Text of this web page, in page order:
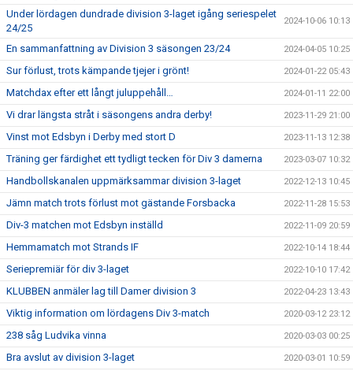
Under lördagen dundrade division 3-laget igång seriespelet
24/25
2024-10-06 10:13
En sammanfattning av Division 3 säsongen 23/24 2024-04-05 10:25
Sur förlust, trots kämpande tjejer i grönt! 2024-01-22 05:43
Matchdax efter ett långt juluppehåll… 2024-01-11 22:00
Vi drar längsta stråt i säsongens andra derby! 2023-11-29 21:00
Vinst mot Edsbyn i Derby med stort D 2023-11-13 12:38
Träning ger färdighet ett tydligt tecken för Div 3 damerna 2023-03-07 10:32
Handbollskanalen uppmärksammar division 3-laget 2022-12-13 10:45
Jämn match trots förlust mot gästande Forsbacka 2022-11-28 15:53
Div-3 matchen mot Edsbyn inställd 2022-11-09 20:59
Hemmamatch mot Strands IF 2022-10-14 18:44
Seriepremiär för div 3-laget 2022-10-10 17:42
KLUBBEN anmäler lag till Damer division 3 2022-04-23 13:43
Viktig information om lördagens Div 3-match 2020-03-12 23:12
238 såg Ludvika vinna 2020-03-03 00:25
Bra avslut av division 3-laget 2020-03-01 10:59